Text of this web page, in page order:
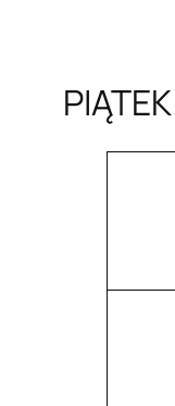
PIĄTEK